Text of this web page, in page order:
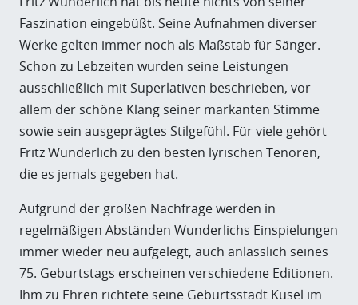
Faszination eingebüßt. Seine Aufnahmen diverser
Werke gelten immer noch als Maßstab für Sänger.
Schon zu Lebzeiten wurden seine Leistungen
ausschließlich mit Superlativen beschrieben, vor
allem der schöne Klang seiner markanten Stimme
sowie sein ausgeprägtes Stilgefühl. Für viele gehört
Fritz Wunderlich zu den besten lyrischen Tenören,
die es jemals gegeben hat.
Aufgrund der großen Nachfrage werden in
regelmäßigen Abständen Wunderlichs Einspielungen
immer wieder neu aufgelegt, auch anlässlich seines
75. Geburtstags erscheinen verschiedene Editionen.
Ihm zu Ehren richtete seine Geburtsstadt Kusel im